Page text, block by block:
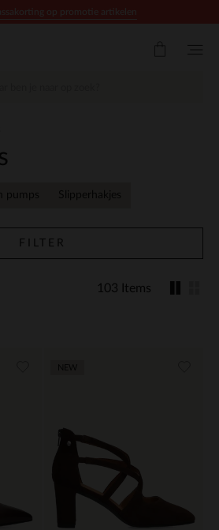
pumps Slipperhakjes
FILTER
103 Items